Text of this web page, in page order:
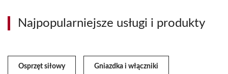
Najpopularniejsze usługi i produkty
Osprzęt siłowy Gniazdka i włączniki